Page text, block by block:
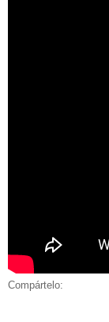
Compártelo: